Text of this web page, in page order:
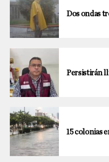
Dos ondas
Persistirán
15 colonias